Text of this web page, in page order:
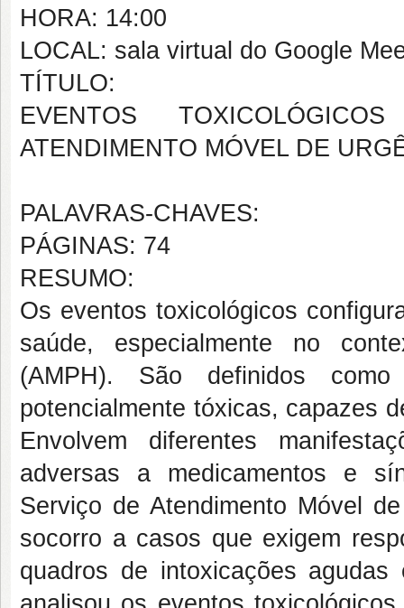
HORA: 14:00
LOCAL: sala virtual do Google
TÍTULO:
EVENTOS
ATENDIMENTO MÓVEL DE
PALAVRAS-CHAVES:
PÁGINAS: 74
RESUMO:
Os eventos toxicológicos
saúde, especialmente no
(AMPH). São definidos
potencialmente tóxicas, capazes
Envolvem diferentes
adversas a medicamentos e
Serviço de Atendimento Móvel
socorro a casos que exigem
quadros de intoxicações